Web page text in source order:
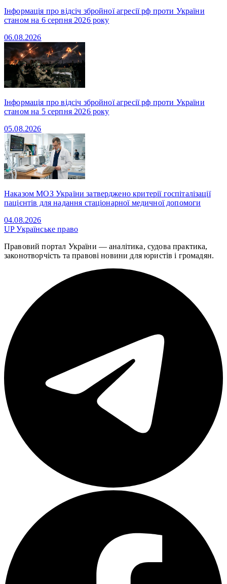
Інформація про відсіч збройної агресії рф проти України
станом на 6 серпня 2026 року
06.08.2026
Інформація про відсіч збройної агресії рф проти України
станом на 5 серпня 2026 року
05.08.2026
Наказом МОЗ України затверджено критерії госпіталізації
пацієнтів для надання стаціонарної медичної допомоги
04.08.2026
UPУкраїнське право
Правовий портал України — аналітика, судова практика,
законотворчість та правові новини для юристів і громадян.